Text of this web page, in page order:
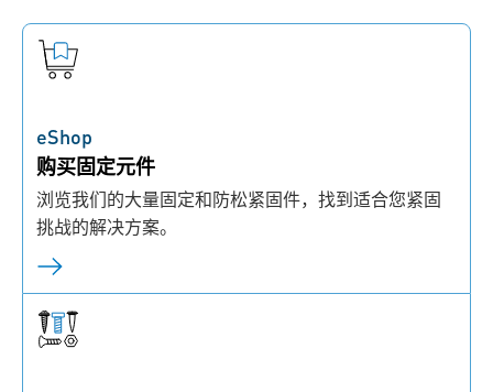
eShop
购买固定元件
浏览我们的大量固定和防松紧固件，找到适合您紧固
挑战的解决方案。